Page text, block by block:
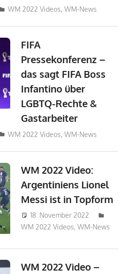
admin_wm2022
WM 2022 Videos,WM-News
FIFA
Pressekonferenz –
das sagt FIFA Boss
Infantino über
LGBTQ-Rechte &
Gastarbeiter
admin_wm2022
WM 2022 Videos,WM-News
WM 2022 Video:
Argentiniens Lionel
Messi ist in Topform
18. November 2022
WM 2022 Videos,WM-News
WM 2022 Video –